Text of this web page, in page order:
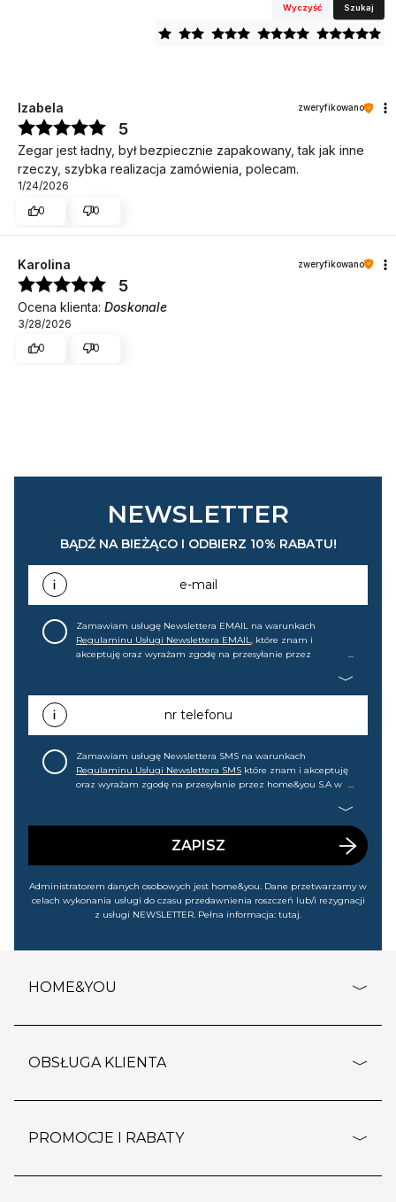
Wyczyść Szukaj
Izabela zweryfikowano
5
Zegar jest ładny, był bezpiecznie zapakowany, tak jak inne
rzeczy, szybka realizacja zamówienia, polecam.
1/24/2026
0
0
Karolina zweryfikowano
5
Ocena klienta: Doskonale
3/28/2026
0
0
NEWSLETTER
BĄDŹ NA BIEŻĄCO I ODBIERZ 10% RABATU!
e-mail
Zamawiam usługę Newslettera EMAIL na warunkach
Regulaminu Usługi Newslettera EMAIL, które znam i
akceptuję oraz wyrażam zgodę na przesyłanie przez
promocjach, wyprzedażach). Wiem, że mogę tę zgodę w
każdej chwili cofnąć.nr telefonu
Zamawiam usługę Newslettera SMS na warunkach
Regulaminu Usługi Newslettera SMS które znam i akceptuję
oraz wyrażam zgodę na przesyłanie przez home&you S.A w
wyprzedażach). Wiem, że mogę tę zgodę w każdej chwili
ZAPISZ
Administratorem danych osobowych jest home&you. Dane przetwarzamy w
celach wykonania usługi do czasu przedawnienia roszczeń lub/i rezygnacji
z usługi NEWSLETTER. Pełna informacja: tutaj.
HOME&YOU
o firmie
polityka prywatności
kontakt
OBSŁUGA KLIENTA
dostawy i płatność
PROMOCJE I RABATY